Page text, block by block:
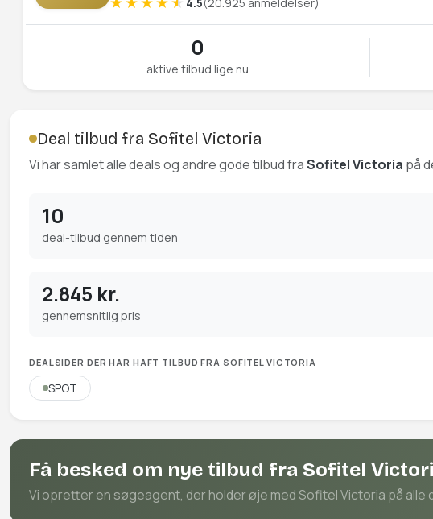
0
aktive tilbud lige nu
Deal tilbud fra Sofitel Victoria
Vi har samlet alle deals og andre gode tilbud fraSofitel Victoria på
10
deal-tilbud gennem tiden
2.845 kr.
gennemsnitlig pris
DEALSIDER DER HAR HAFT TILBUD FRA SOFITEL VICTORIA
SPOT
Få besked om nye tilbud fra Sofitel
Vi opretter en søgeagent, der holder øje med Sofitel Victoria på